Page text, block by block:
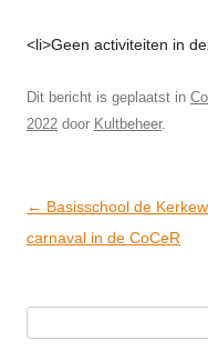
<li>Geen activiteiten in
Dit bericht is geplaatst in
2022 door Kultbeheer.
Post
navigation
← Basisschool de
carnaval in de CoCeR
naar: